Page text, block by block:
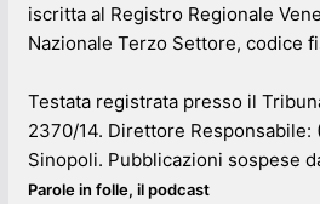
iscritta al Registro Regionale
Nazionale Terzo Settore, codice
Testata registrata presso il
2370/14. Direttore Responsabile:
Sinopoli. Pubblicazioni sospese
Parole in folle, il podcast